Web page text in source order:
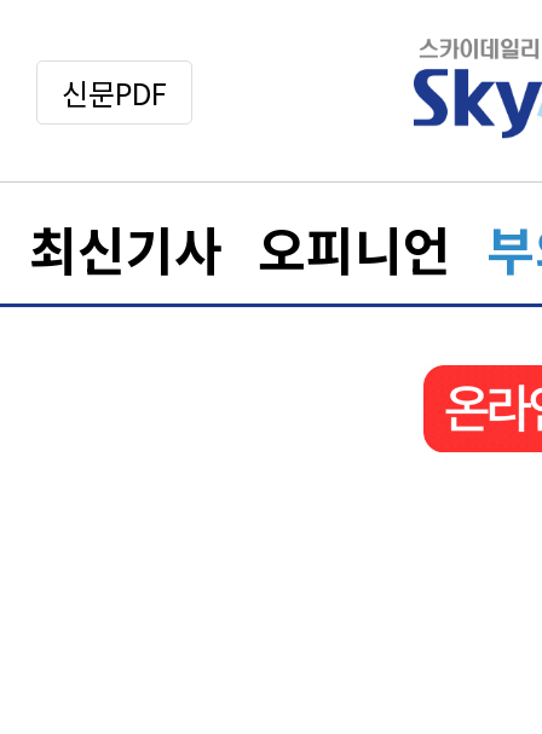
신문PDF
최신기사 오피니언